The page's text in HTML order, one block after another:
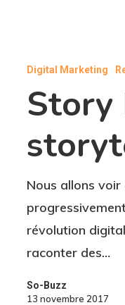
storytelling
Digital Marketing
Story
Nous allons
révolution
raconter des…
So-Buzz
13 novembre 2017